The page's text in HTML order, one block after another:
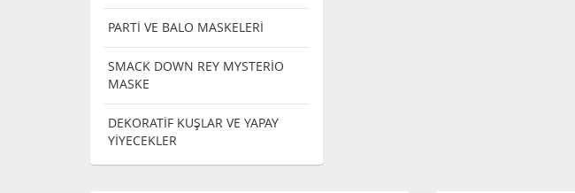
PARTİ VE BALO MASKELERİ
SMACK DOWN REY MYSTERİO
MASKE
DEKORATİF KUŞLAR VE YAPAY
YİYECEKLER